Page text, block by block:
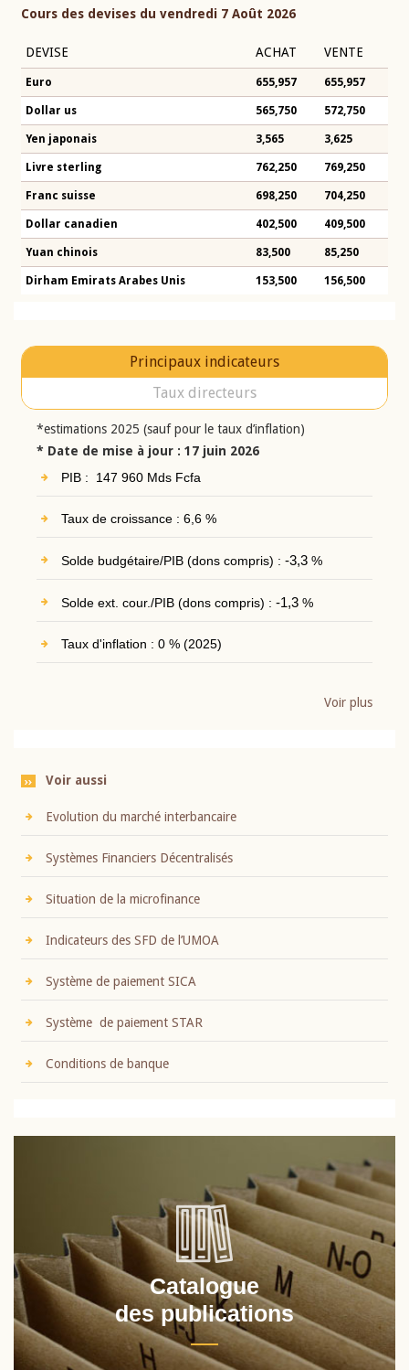
Cours des devises du vendredi 7 Août 2026
DEVISE ACHAT VENTE
Euro 655,957 655,957
Dollar us 565,750 572,750
Yen japonais 3,565 3,625
Livre sterling 762,250 769,250
Franc suisse 698,250 704,250
Dollar canadien 402,500 409,500
Yuan chinois 83,500 85,250
Dirham Emirats Arabes Unis 153,500 156,500
Principaux indicateurs
Taux directeurs
*estimations 2025 (sauf pour le taux d’inflation)
* Date de mise à jour : 17 juin 2026
PIB : 147 960 Mds Fcfa
Taux de croissance : 6,6 %
Solde budgétaire/PIB (dons compris) : -3,3%
Solde ext. cour./PIB (dons compris) : -1,3%
Taux d'inflation : 0 % (2025)
Voir plus
Voir aussi
Evolution du marché interbancaire
Systèmes Financiers Décentralisés
Situation de la microfinance
Indicateurs des SFD de l’UMOA
Système de paiement SICA
Système de paiement STAR
Conditions de banque
Catalogue
des publications